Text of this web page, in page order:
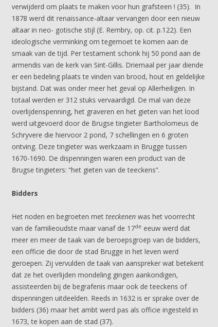
verwijderd om plaats te maken voor hun grafsteen ! (35). In
1878 werd dit renaissance-altaar vervangen door een nieuw
altaar in neo- gotische stijl (E. Rembry, op. cit. p.122). Een
ideologische verminking om tegemoet te komen aan de
smaak van de tijd. Per testament schonk hij 50 pond aan de
armendis van de kerk van Sint-Gillis. Driemaal per jaar diende
er een bedeling plaats te vinden van brood, hout en geldelijke
bijstand. Dat was onder meer het geval op Allerheiligen. In
totaal werden er 312 stuks vervaardigd. De mal van deze
overlijdenspenning, het graveren en het gieten van het lood
werd uitgevoerd door de Brugse tingieter Bartholomeus de
Schryvere die hiervoor 2 pond, 7 schellingen en 6 groten
ontving. Deze tingieter was werkzaam in Brugge tussen
1670-1690. De dispenningen waren een product van de
Brugse tingieters: “het gieten van de teeckens”.
Bidders
Het noden en begroeten met teeckenen was het voorrecht
van de familieoudste maar vanaf de 17de eeuw werd dat
meer en meer de taak van de beroepsgroep van de bidders,
een officie die door de stad Brugge in het leven werd
geroepen. Zij vervulden de taak van aanspreker wat betekent
dat ze het overlijden mondeling gingen aankondigen,
assisteerden bij de begrafenis maar ook de teeckens of
dispenningen uitdeelden. Reeds in 1632 is er sprake over de
bidders (36) maar het ambt werd pas als officie ingesteld in
1673, te kopen aan de stad (37).